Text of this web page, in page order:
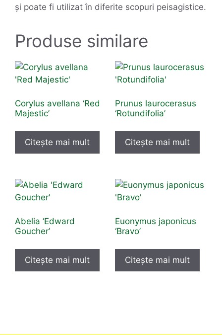
și poate fi utilizat în diferite scopuri peisagistice.
Produse similare
Corylus avellana ‘Red
Majestic’
Citește mai mult
Prunus laurocerasus
‘Rotundifolia’
Citește mai mult
Abelia ‘Edward
Goucher’
Citește mai mult
Euonymus japonicus
‘Bravo’
Citește mai mult